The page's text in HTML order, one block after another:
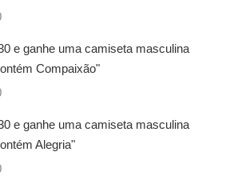
e ganhe uma camiseta masculina
Compaixão"
e ganhe uma camiseta masculina
Alegria"